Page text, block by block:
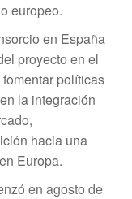
europeo.
en España
proyecto en el
políticas
la integración
hacia una
Europa.
en agosto de